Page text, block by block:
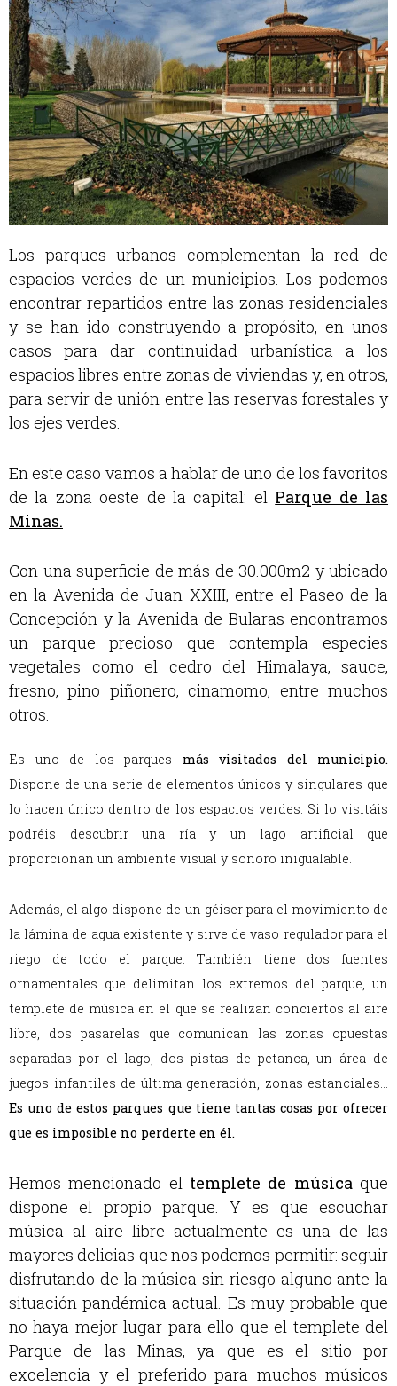
Los parques urbanos complementan la red de
espacios verdes de un municipios. Los podemos
encontrar repartidos entre las zonas residenciales
y se han ido construyendo a propósito, en unos
casos para dar continuidad urbanística a los
espacios libres entre zonas de viviendas y, en otros,
para servir de unión entre las reservas forestales y
los ejes verdes.
En este caso vamos a hablar de uno de los favoritos
de la zona oeste de la capital: el Parque de las
Minas.
Con una superficie de más de 30.000m2 y ubicado
en la Avenida de Juan XXIII, entre el Paseo de la
Concepción y la Avenida de Bularas encontramos
un parque precioso que contempla especies
vegetales como el cedro del Himalaya, sauce,
fresno, pino piñonero, cinamomo, entre muchos
otros.
Es uno de los parques más visitados del municipio.
Dispone de una serie de elementos únicos y singulares que
lo hacen único dentro de los espacios verdes. Si lo visitáis
podréis descubrir una ría y un lago artificial que
proporcionan un ambiente visual y sonoro inigualable.
Además, el algo dispone de un géiser para el movimiento de
la lámina de agua existente y sirve de vaso regulador para el
riego de todo el parque. También tiene dos fuentes
ornamentales que delimitan los extremos del parque, un
templete de música en el que se realizan conciertos al aire
libre, dos pasarelas que comunican las zonas opuestas
separadas por el lago, dos pistas de petanca, un área de
juegos infantiles de última generación, zonas estanciales…
Es uno de estos parques que tiene tantas cosas por ofrecer
que es imposible no perderte en él.
Hemos mencionado el templete de músicaque
dispone el propio parque. Y es que escuchar
música al aire libre actualmente es una de las
mayores delicias que nos podemos permitir: seguir
disfrutando de la música sin riesgo alguno ante la
situación pandémica actual. Es muy probable que
no haya mejor lugar para ello que el templete del
Parque de las Minas, ya que es el sitio por
excelencia y el preferido para muchos músicos